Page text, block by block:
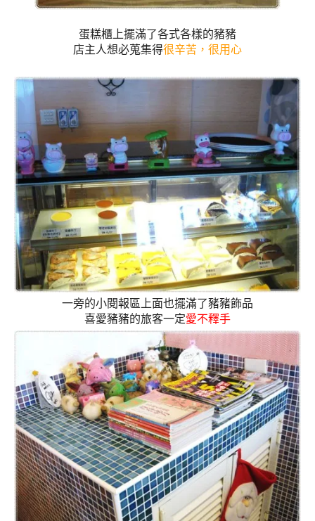
蛋糕櫃上擺滿了各式各樣的豬豬
店主人想必蒐集得很辛苦，很用心
一旁的小閱報區上面也擺滿了豬豬飾品
喜愛豬豬的旅客一定愛不釋手